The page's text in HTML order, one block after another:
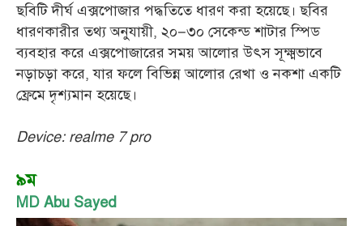
ছবিটি দীর্ঘ এক্সপোজার পদ্ধতিতে ধারণ করা হয়েছে। ছবির
ধারণকারীর তথ্য অনুযায়ী, ২০–৩০ সেকেন্ড শাটার স্পিড
ব্যবহার করে এক্সপোজারের সময় আলোর উৎস সূক্ষ্মভাবে
নড়াচড়া করে, যার ফলে বিভিন্ন আলোর রেখা ও নকশা একটি
ফ্রেমে দৃশ্যমান হয়েছে।
Device: realme 7 pro
৯ম
MD Abu Sayed